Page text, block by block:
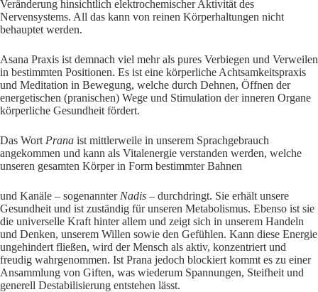
Veränderung hinsichtlich elektrochemischer Aktivität des
Nervensystems. All das kann von reinen Körperhaltungen nicht
behauptet werden.
Asana Praxis ist demnach viel mehr als pures Verbiegen und Verweilen
in bestimmten Positionen. Es ist eine körperliche Achtsamkeitspraxis
und Meditation in Bewegung, welche durch Dehnen, Öffnen der
energetischen (pranischen) Wege und Stimulation der inneren Organe
körperliche Gesundheit fördert.
Das Wort Prana ist mittlerweile in unserem Sprachgebrauch
angekommen und kann als Vitalenergie verstanden werden, welche
unseren gesamten Körper in Form bestimmter Bahnen
und Kanäle – sogenannter Nadis – durchdringt. Sie erhält unsere
Gesundheit und ist zuständig für unseren Metabolismus. Ebenso ist sie
die universelle Kraft hinter allem und zeigt sich in unserem Handeln
und Denken, unserem Willen sowie den Gefühlen. Kann diese Energie
ungehindert fließen, wird der Mensch als aktiv, konzentriert und
freudig wahrgenommen. Ist Prana jedoch blockiert kommt es zu einer
Ansammlung von Giften, was wiederum Spannungen, Steifheit und
generell Destabilisierung entstehen lässt.